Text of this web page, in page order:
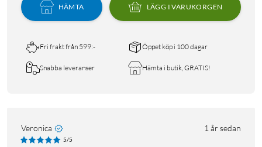
HÄMTA LÄGG I VARUKORGEN
Fri frakt från 599:- Öppet köp i 100 dagar
Snabba leveranser Hämta i butik, GRATIS!
Veronica 1 år sedan
5/5